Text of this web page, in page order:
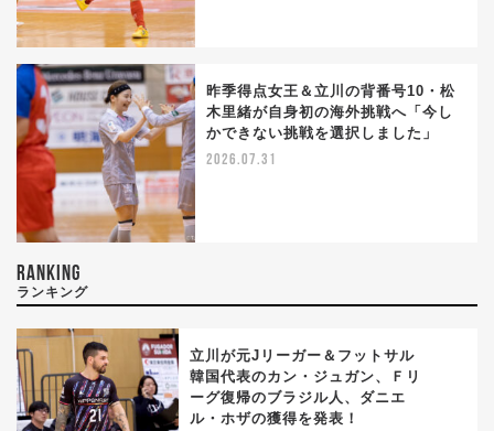
昨季得点女王＆立川の背番号10・松
木里緒が自身初の海外挑戦へ「今し
かできない挑戦を選択しました」
2026.07.31
RANKING
ランキング
立川が元Jリーガー＆フットサル
韓国代表のカン・ジュガン、Ｆリ
ーグ復帰のブラジル人、ダニエ
ル・ホザの獲得を発表！